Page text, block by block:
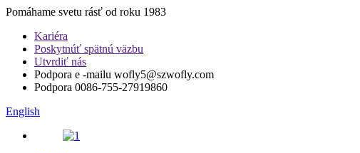
Pomáhame svetu rásť od roku 1983
Kariéra
Poskytnúť spätnú väzbu
Utvrdiť nás
Podpora e -mailu wofly5@szwofly.com
Podpora 0086-755-27919860
English